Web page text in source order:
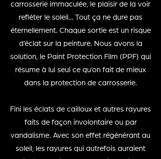
carrosserie immaculée, le plaisir de la voir
refléter le soleil… Tout ça ne dure pas
éternellement. Chaque sortie est un risque
d’éclat sur la peinture. Nous avons la
solution, le Paint Protection Film (PPF) qui
résume à lui seul ce qu’on fait de mieux
dans la protection de carrosserie.
Fini les éclats de cailloux et autres rayures
faits de façon involontaire ou par
vandalisme. Avec son effet régénérant au
soleil, les rayures qui autrefois auraient